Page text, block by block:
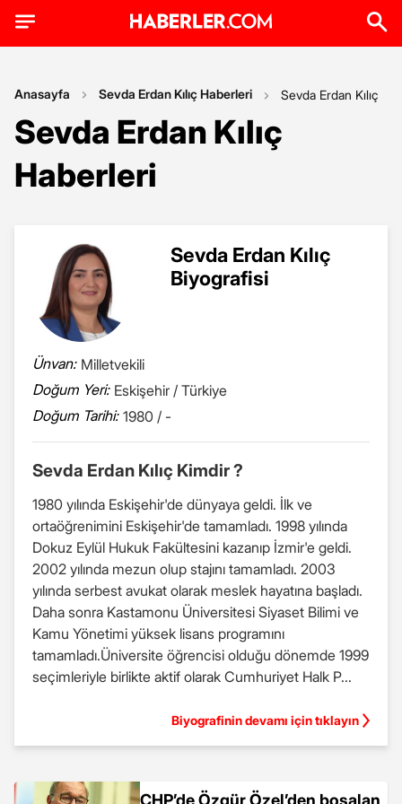
Anasayfa Sevda Erdan Kılıç Haberleri Sevda Erdan Kılıç
Sevda Erdan Kılıç
Haberleri
Sevda Erdan Kılıç
Biyografisi
Ünvan: Milletvekili
Doğum Yeri: Eskişehir / Türkiye
Doğum Tarihi: 1980 / -
Sevda Erdan Kılıç Kimdir ?
1980 yılında Eskişehir'de dünyaya geldi. İlk ve
ortaöğrenimini Eskişehir'de tamamladı. 1998 yılında
Dokuz Eylül Hukuk Fakültesini kazanıp İzmir'e geldi.
2002 yılında mezun olup stajını tamamladı. 2003
yılında serbest avukat olarak meslek hayatına başladı.
Daha sonra Kastamonu Üniversitesi Siyaset Bilimi ve
Kamu Yönetimi yüksek lisans programını
tamamladı.Üniversite öğrencisi olduğu dönemde 1999
seçimleriyle birlikte aktif olarak Cumhuriyet Halk P...
Biyografinin devamı için tıklayın
CHP’de Özgür Özel’den boşalan